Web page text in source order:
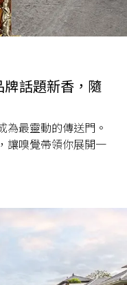
牌話題新香，隨
為最靈動的傳送門。
讓嗅覺帶領你展開一